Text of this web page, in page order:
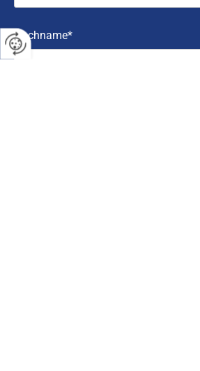
Nachname*